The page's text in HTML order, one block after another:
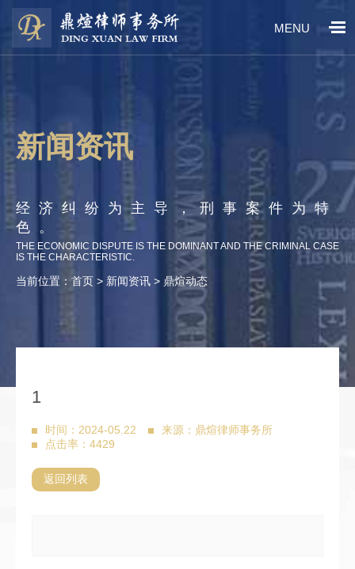
MENU
新闻资讯
经济纠纷为主导，刑事案件为特
色。
THE ECONOMIC DISPUTE IS THE DOMINANT AND THE CRIMINAL CASE
IS THE CHARACTERISTIC.
当前位置： 首页 > 新闻资讯 > 鼎煊动态
1
时间：2024-05.22
来源：鼎煊律师事务所
点击率：4429
返回列表